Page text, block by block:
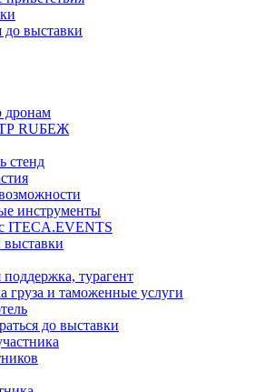
до выставки
дронам
RUБЕЖ
стенд
инструменты
ITECA.EVENTS
поддержка, турагент
груза и таможенные услуги
до выставки